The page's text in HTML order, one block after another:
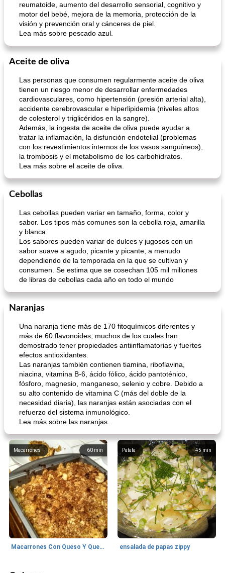
reumatoide, aumento del desarrollo sensorial, cognitivo y
motor del bebé, mejora de la memoria, protección de la
visión y prevención oral y cánceres de piel.
Lea más sobre pescado azul.
Aceite de oliva
Las personas que consumen regularmente aceite de oliva
tienen un riesgo menor de desarrollar enfermedades
cardiovasculares, como hipertensión (presión arterial alta),
accidente cerebrovascular e hiperlipidemia (niveles altos
de colesterol y triglicéridos en la sangre).
Además, la ingesta de aceite de oliva puede ayudar a
tratar la inflamación, la disfunción endotelial (problemas
con los revestimientos internos de los vasos sanguíneos),
la trombosis y el metabolismo de los carbohidratos.
Lea más sobre el aceite de oliva.
Cebollas
Las cebollas pueden variar en tamaño, forma, color y
sabor. Los tipos más comunes son la cebolla roja, amarilla
y blanca.
Los sabores pueden variar de dulces y jugosos con un
sabor suave a agudo, picante y picante, a menudo
dependiendo de la temporada en la que se cultivan y
consumen. Se estima que se cosechan 105 mil millones
de libras de cebollas cada año en todo el mundo
Naranjas
Una naranja tiene más de 170 fitoquímicos diferentes y
más de 60 flavonoides, muchos de los cuales han
demostrado tener propiedades antiinflamatorias y fuertes
efectos antioxidantes.
Las naranjas también contienen tiamina, riboflavina,
niacina, vitamina B-6, ácido fólico, ácido pantoténico,
fósforo, magnesio, manganeso, selenio y cobre. Debido a
su alto contenido de vitamina C (más del doble de la
necesidad diaria), las naranjas están asociadas con el
refuerzo del sistema inmunológico.
Lea más sobre las naranjas.
60 min
Macarrones
Macarrones Con Queso Y Queso
45 min
Patata
ensalada de papas zippy